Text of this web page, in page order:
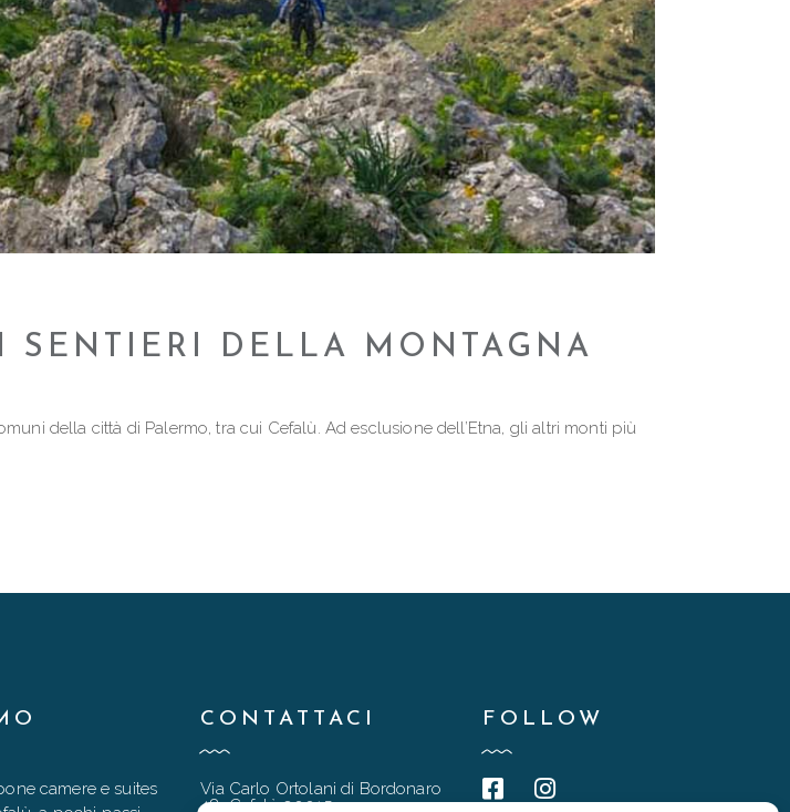
SENTIERI DELLA MONTAGNA
della città di Palermo, tra cui Cefalù. Ad esclusione dell’Etna, gli altri monti più
camere e suites
CONTATTACI
Via Carlo Ortolani di Bordonaro
48, Cefalù 90015
FOLLOW